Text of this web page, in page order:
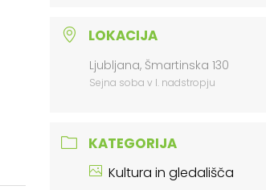
LOKACIJA
Ljubljana, Šmartinska 130
Sejna soba v I. nadstropju
KATEGORIJA
Kultura in gledališča